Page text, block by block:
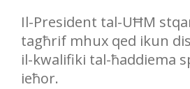
Il-President tal-UĦM
tagħrif mhux qed ikun
il-kwalifiki tal-ħaddiema
ieħor.